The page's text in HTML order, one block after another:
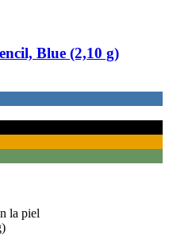
Blue (2,10 g)
la piel